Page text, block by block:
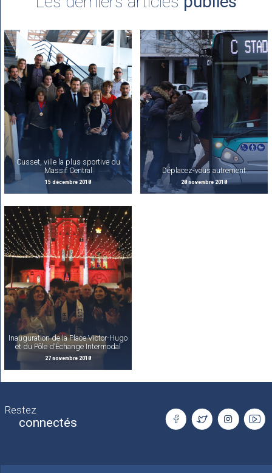
Cusset, ville la plus sportive du
Massif Central
15 décembre 2018
Déplacez-vous autrement
28 novembre 2018
Inauguration de la Place Victor-Hugo
et du Pôle d’Échange Intermodal
27 novembre 2018
Restez
connectés